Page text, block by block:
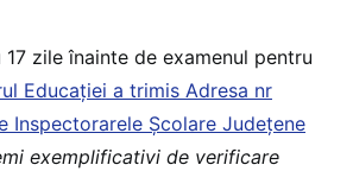
17 zile înainte de examenul pentru
Educației a trimis Adresa nr
Inspectorarele Școlare Județene
exemplificativi de verificare